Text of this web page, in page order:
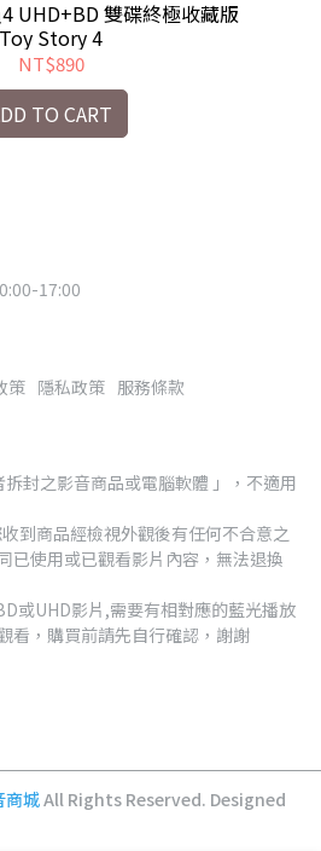
UHD+BD 雙碟終極收藏版
Toy Story 4
NT$890
TO CART
17:00
策 隱私政策 服務條款
封之影音商品或電腦軟體 」，不適用
到商品經檢視外觀後有任何不合意之
已使用或已觀看影片內容，無法退換
或UHD影片,需要有相對應的藍光播放
看，購買前請先自行確認，謝謝
商城All Rights Reserved. Designed